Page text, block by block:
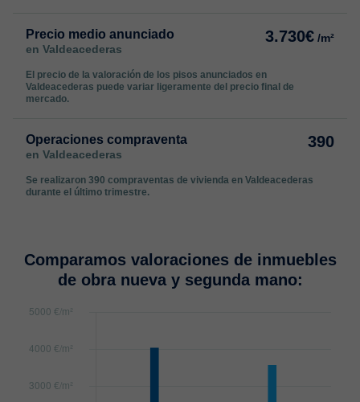
Precio medio anunciado
en Valdeacederas
3.730€ /m²
El precio de la valoración de los pisos anunciados en
Valdeacederas puede variar ligeramente del precio final de
mercado.
Operaciones compraventa
en Valdeacederas
390
Se realizaron 390 compraventas de vivienda en Valdeacederas
durante el último trimestre.
Comparamos valoraciones de inmuebles
de obra nueva y segunda mano: